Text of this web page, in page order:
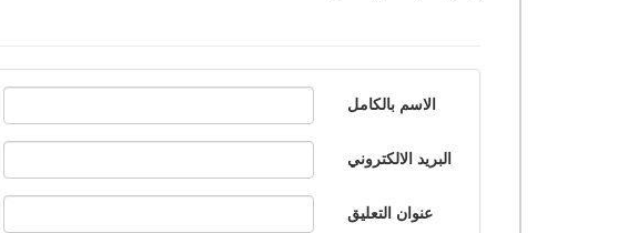
الاسم بالكامل
البريد الالكتروني
عنوان التعليق